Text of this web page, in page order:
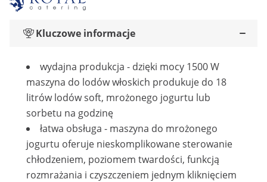
Kluczowe informacje
wydajna produkcja - dzięki mocy 1500 W
maszyna do lodów włoskich produkuje do 18
litrów lodów soft, mrożonego jogurtu lub
sorbetu na godzinę
łatwa obsługa - maszyna do mrożonego
jogurtu oferuje nieskomplikowane sterowanie
chłodzeniem, poziomem twardości, funkcją
rozmrażania i czyszczeniem jednym kliknięciem